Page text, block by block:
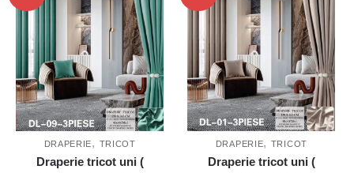
DRAPERIE, TRICOT
Draperie tricot uni (
DRAPERIE, TRICOT
Draperie tricot uni (